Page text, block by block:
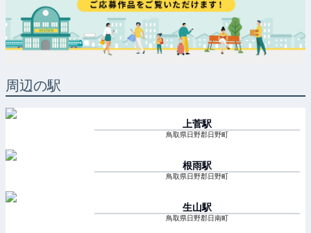
周辺の駅
上菅駅
鳥取県日野郡日野町
根雨駅
鳥取県日野郡日野町
生山駅
鳥取県日野郡日南町